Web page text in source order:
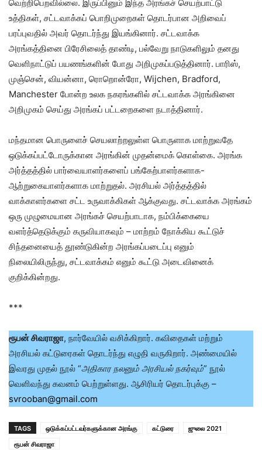
வெற்றிபெறவில்லை. இருப்பினும் இந்த அரங்கச் செயற்பாட்டு
உத்திகள், சட்டவாக்கப் பொறிமுறைகள் தொடர்பான அறிவைப்
பரப்புவதில் அவர் தொடர்ந்து இயங்கினார். சட்டவாக்க
அரங்கத்தினை பிரேசிலைத் தாண்டி, பல்வேறு நாடுகளிலும் தனது
வெளிநாட்டுப் பயணங்களின் போது அறிமுகப்படுத்தினார். பாரிஸ்,
முஞ்சென், வியன்னா, ரொறொன்ரோ, Wijchen, Bradford,
Manchester போன்ற உலக நகரங்களில் சட்டவாக்க அரங்கினை
அறிமுகம் செய்து அரங்கப் பட்டறைகளை நடாத்தினார்.
மந்தமான பொருளைச் செயலாற்றலுள்ள பொருளாக மாற்றுவதே
ஒடுக்கப்பட்டோருக்கான அரங்கின் முதன்மைக் கொள்கை. அரங்க
அர்த்தத்தில் பார்வையாளர்களைப் பங்கேற்பாளர்களாக-
ஆற்றுகையாளர்களாக மாற்றுதல். அரசியல் அர்த்தத்தில்
வாக்காளர்களை சட்ட உருவாக்கிகள் ஆக்குவது. சட்டவாக்க அரங்கம்
ஒரு முழுமையான அரங்கச் செயற்பாடாக, நம்பிக்கையை
வளர்த்தெடுக்கும் கருவியாகவும் – மாற்றம் நோக்கிய கூட்டுச்
சிந்தனையைத் தூண்டுகின்ற அரங்கப்படைப்பு எனும்
நிலையிலிருந்து, சட்டவாக்கம் எனும் கூட்டு அடைவினைக்
குறிக்கின்றது.
***
ரூபன் சிவராஜா, நார்வேயில் வசிக்கிறார். கவிதைகள் மற்றும்
அரசியல் கட்டுரைகள் தொடர்ந்து எழுதி வருகிறார். அண்மையில்
இவரது முதல் நூல் “அதிகார நலனும் அரசியல் நகர்வும்” நூல்
வெளிவந்து கவனம் பெற்றுள்ளது. ஆசிரியர் தொடர்புக்கு –
svrooban@gmail.com
TAGS ஒடுக்கப்பட்டவர்களுக்கான அரங்கு கட்டுரை
ஜுலை 2021
ரூபன் சிவராஜா